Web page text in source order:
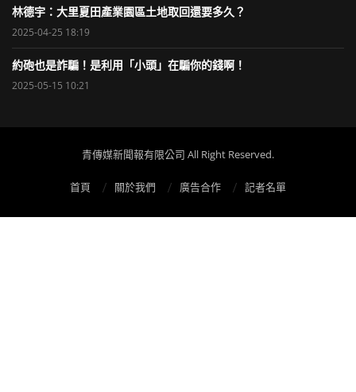
林德宇：大里夏田產業園區土地取回還要多久？
2025-04-25 18:19
約砲也是詐騙！是利用「小頭」在騙你的錢啊！
2025-05-15 10:21
青傳媒新聞報有限公司 All Right Reserved.
首頁 關於我們 廣告合作 記者名單